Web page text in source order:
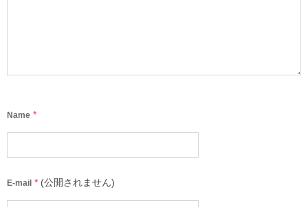
Name *
E-mail * (公開されません)